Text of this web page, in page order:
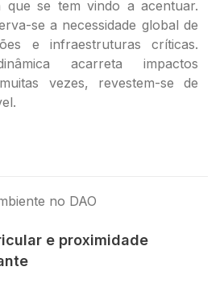
que se tem vindo a acentuar.
se a necessidade global de
e infraestruturas críticas.
acarreta impactos
vezes, revestem-se de
e proximidade